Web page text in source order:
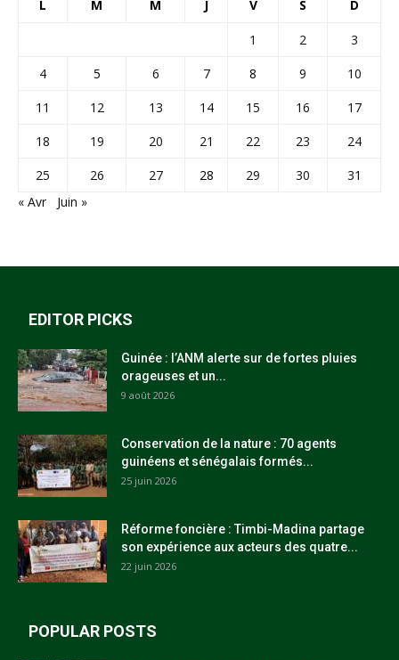
L M M J V S D
1 2
3
4
5 6 7 8 9
10
11
12 13 14 15 16
17
18
19 20 21 22 23
24
25
26 27 28 29 30
31
« Avr
Juin »
EDITOR PICKS
Guinée : l’ANM alerte sur de fortes pluies
orageuses et un...
9 août 2026
Conservation de la nature : 70 agents
guinéens et sénégalais formés...
25 juin 2026
Réforme foncière : Timbi-Madina partage
son expérience aux acteurs des quatre...
22 juin 2026
POPULAR POSTS